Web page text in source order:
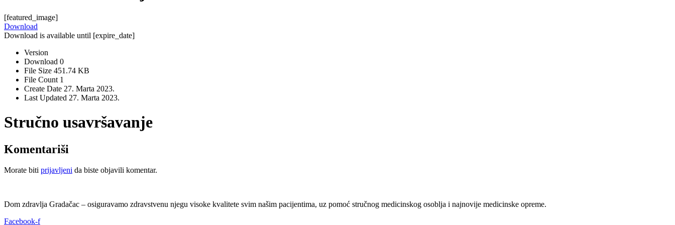
[featured_image]
Download
Download is available until [expire_date]
Version
Download 0
File Size 451.74 KB
File Count 1
Create Date 27. Marta 2023.
Last Updated 27. Marta 2023.
Stručno usavršavanje
Komentariši
Morate biti prijavljeni da biste objavili komentar.
Dom zdravlja Gradačac – osiguravamo zdravstvenu njegu visoke kvalitete svim našim pacijentima, uz pomoć stručnog medicinskog osoblja i najnovije medicinske opreme.
Facebook-f